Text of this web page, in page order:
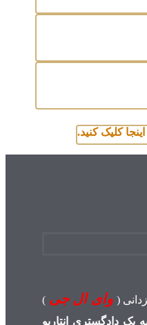
کلیک کنید.
( وای ال جی )
یک دادگستری انتاریو